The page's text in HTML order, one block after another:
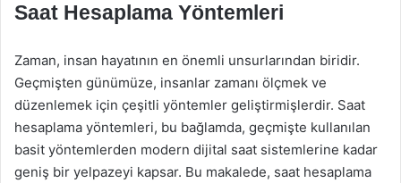
Saat Hesaplama Yöntemleri
Zaman, insan hayatının en önemli unsurlarından biridir.
Geçmişten günümüze, insanlar zamanı ölçmek ve
düzenlemek için çeşitli yöntemler geliştirmişlerdir. Saat
hesaplama yöntemleri, bu bağlamda, geçmişte kullanılan
basit yöntemlerden modern dijital saat sistemlerine kadar
geniş bir yelpazeyi kapsar. Bu makalede, saat hesaplama